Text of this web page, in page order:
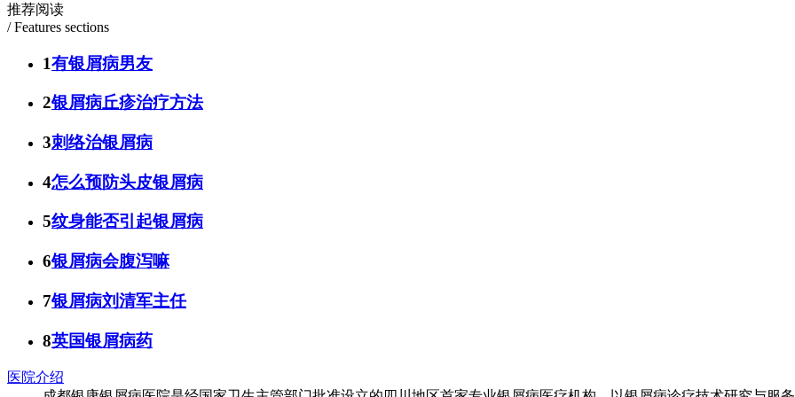
推荐阅读
/ Features sections
1有银屑病男友
2银屑病丘疹治疗方法
3刺络治银屑病
4怎么预防头皮银屑病
5纹身能否引起银屑病
6银屑病会腹泻嘛
7银屑病刘清军主任
8英国银屑病药
医院介绍